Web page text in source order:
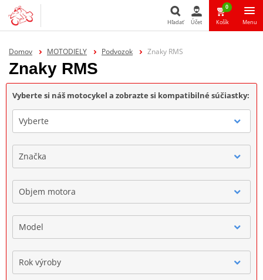
Hľadať Účet
0
Košík Menu
Domov MOTODIELY Podvozok Znaky RMS
Znaky RMS
Vyberte si náš motocykel a zobrazte si kompatibilné súčiastky:
Vyberte
Značka
Objem motora
Model
Rok výroby